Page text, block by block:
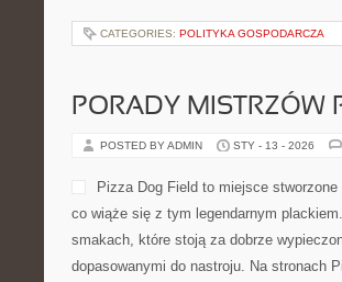
CATEGORIES: POLITYKA GOSPODARCZA
PORADY MISTRZÓW
POSTED BY ADMIN STY - 13 - 2026
Pizza Dog Field to miejsce
co wiąże się z tym legendarnym
smakach, które stoją za dobrze
dopasowanymi do nastroju. Na stronach